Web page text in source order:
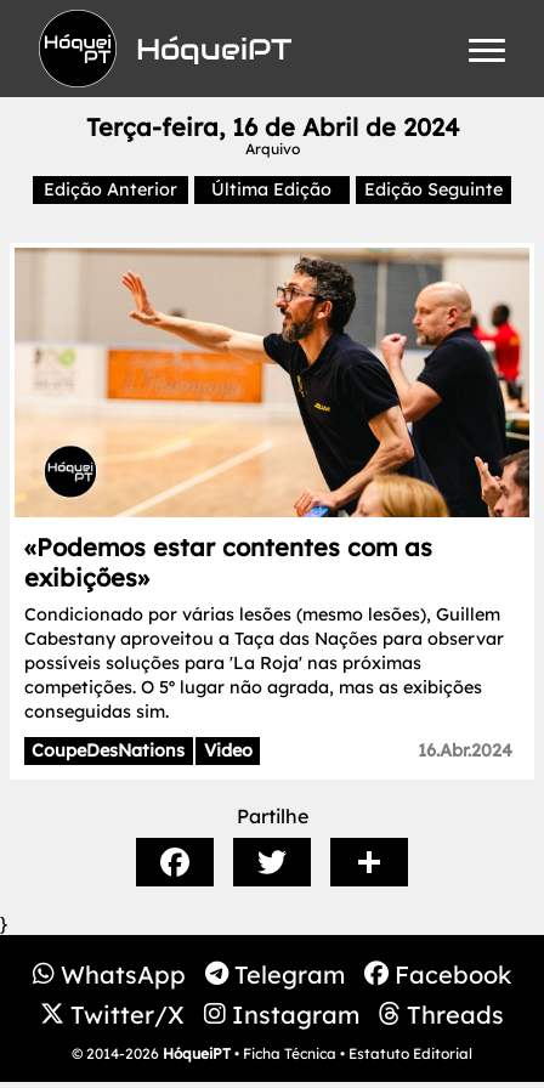
HóqueiPT
Terça-feira, 16 de Abril de 2024
Arquivo
Edição Anterior Última Edição Edição Seguinte
«Podemos estar contentes com as
exibições»
Condicionado por várias lesões (mesmo lesões), Guillem
Cabestany aproveitou a Taça das Nações para observar
possíveis soluções para 'La Roja' nas próximas
competições. O 5º lugar não agrada, mas as exibições
conseguidas sim.
CoupeDesNations
Video 16.Abr.2024
Partilhe
}
WhatsApp Telegram
Facebook
Twitter/X
Instagram Threads
© 2014-2026 HóqueiPT • Ficha Técnica • Estatuto Editorial